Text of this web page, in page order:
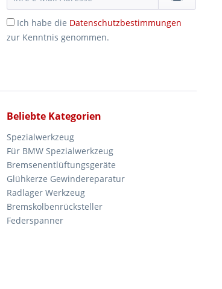
Ich habe die Datenschutzbestimmungen
zur Kenntnis genommen.
Beliebte Kategorien
Spezialwerkzeug
Für BMW Spezialwerkzeug
Bremsenentlüftungsgeräte
Glühkerze Gewindereparatur
Radlager Werkzeug
Bremskolbenrücksteller
Federspanner